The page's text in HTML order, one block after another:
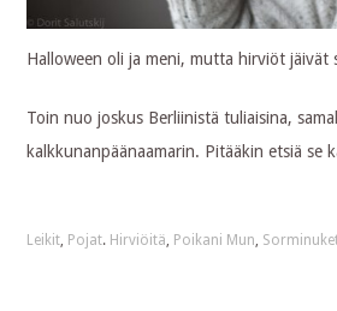
Halloween oli ja meni, mutta hirviöt jäivät
Toin nuo joskus Berliinistä tuliaisina,
kalkkunanpäänaamarin. Pitääkin etsiä se
Leikit Pojat. Hirviöitä Poikani Mun